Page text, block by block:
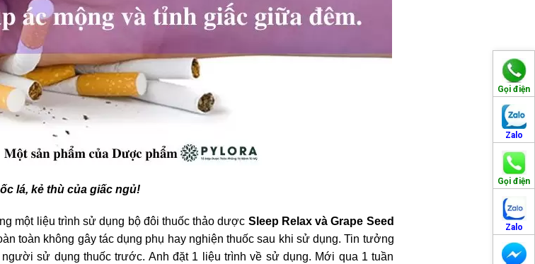
Gọi điện
Zalo
Gọi điện
Zalo
lá, kẻ thù của giấc ngủ!
một liệu trình sử dụng bộ đôi thuốc thảo dược Sleep Relax và Grape Seed
toàn không gây tác dụng phụ hay nghiện thuốc sau khi sử dụng. Tin tưởng
sử dụng thuốc trước. Anh đặt 1 liệu trình về sử dụng. Mới qua 1 tuần